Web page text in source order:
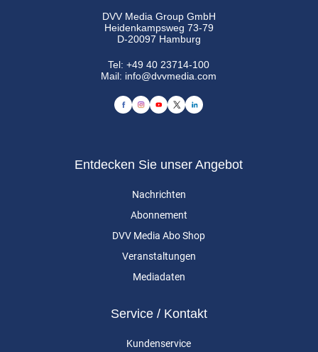
DVV Media Group GmbH
Heidenkampsweg 73-79
D-20097 Hamburg
Tel:+49 40 23714-100
Mail: info@dvvmedia.com
Entdecken Sie unser Angebot
Nachrichten
Abonnement
DVV Media Abo Shop
Veranstaltungen
Mediadaten
Service / Kontakt
Kundenservice